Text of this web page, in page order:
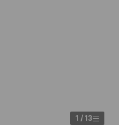
단하기 어렵습니다. 보험 포
1 / 13